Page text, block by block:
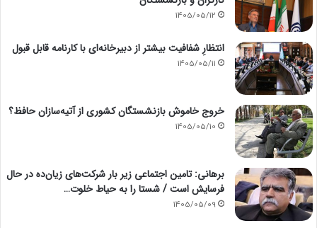
1405/05/12
انتظارِ شفافیت بیشتر از دبیرخانه‌ای با کارنامه قابل قبول
1405/05/11
خروج خاموش بازنشستگان کشوری از آتیه‌سازان حافظ؟
1405/05/10
برهانی: تامین اجتماعی زیر بار شرکت‌های زیان‌ده در حال
فرسایش است / شستا را به حیاط خلوت…
1405/05/09